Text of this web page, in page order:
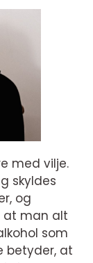
med vilje.
skyldes
og
at man alt
som
betyder, at